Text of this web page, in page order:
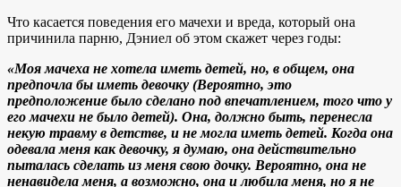
Что касается поведения его мачехи и вреда, который она
причинила парню, Дэниел об этом скажет через годы:
«Моя мачеха не хотела иметь детей, но, в общем, она
предпочла бы иметь девочку (Вероятно, это
предположение было сделано под впечатлением, того что у
его мачехи не было детей). Она, должно быть, перенесла
некую травму в детстве, и не могла иметь детей. Когда она
одевала меня как девочку, я думаю, она действительно
пыталась сделать из меня свою дочку. Вероятно, она не
ненавидела меня, а возможно, она и любила меня, но я не